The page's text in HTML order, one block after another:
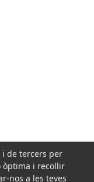
i de tercers per
òptima i recollir
nos a les teves